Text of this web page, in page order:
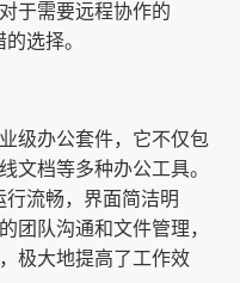
于需要远程协作的
选择。
级办公套件，它不仅包
文档等多种办公工具。
流畅，界面简洁明
团队沟通和文件管理，
极大地提高了工作效